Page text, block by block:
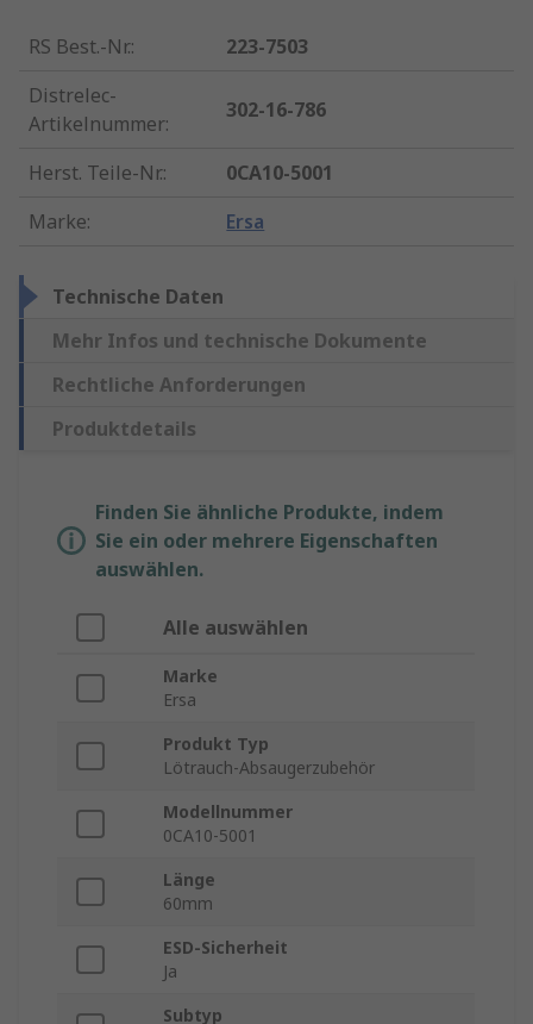
RS Best.-Nr.:
223-7503
Distrelec-
Artikelnummer:
302-16-786
Herst. Teile-Nr.:
0CA10-5001
Marke: Ersa
Technische Daten
Mehr Infos und technische Dokumente
Rechtliche Anforderungen
Produktdetails
Finden Sie ähnliche Produkte, indem
Sie ein oder mehrere Eigenschaften
auswählen.
Alle auswählen
Marke
Ersa
Produkt Typ
Lötrauch-Absaugerzubehör
Modellnummer
0CA10-5001
Länge
60mm
ESD-Sicherheit
Ja
Subtyp